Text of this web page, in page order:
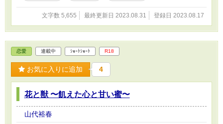
文字数 5,655 最終更新日 2023.08.31 登録日 2023.08.17
恋愛 連載中 ｼｮｰﾄｼｮｰﾄ R18
お気に入りに追加 4
花と獣 〜飢えた心と甘い蜜〜
山代裕春